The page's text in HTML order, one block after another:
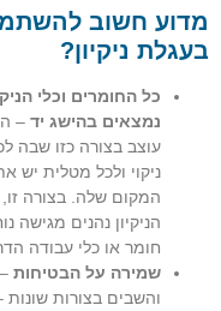
מדוע חשוב
בעגלת ניקיון?
כל החומרים וכלי
נמצאים בהישג יד –
עוצב בצורה כזו שבה
ניקוי ולכל מטלית יש
המקום שלה. בצורה זו,
הניקיון נהנים מגישה
חומר או כלי עבודה
שמירה על הבטיחות
והשבים בצורות שונות